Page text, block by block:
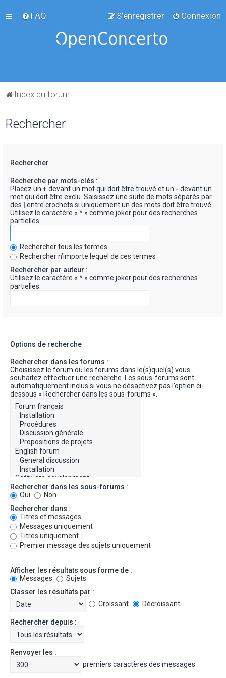
FAQ Connexion
S’enregistrer
Index du forum
Rechercher
Rechercher
Recherche par mots-clés :
Placez un + devant un mot qui doit être trouvé et un - devant un
mot qui doit être exclu. Saisissez une suite de mots séparés par
des
entre crochets si uniquement un des mots doit être trouvé.
Utilisez le caractère « * » comme joker pour des recherches
partielles.
Rechercher tous les termes
Rechercher n’importe lequel de ces termes
Rechercher par auteur :
Utilisez le caractère « * » comme joker pour des recherches
partielles.
Options de recherche
Rechercher dans les forums :
Choisissez le forum ou les forums dans le(s)quel(s) vous
souhaitez effectuer une recherche. Les sous-forums sont
automatiquement inclus si vous ne désactivez pas l’option ci-
dessous « Rechercher dans les sous-forums ».
Rechercher dans les sous-forums :
Oui
Non
Rechercher dans :
Titres et messages
Messages uniquement
Titres uniquement
Premier message des sujets uniquement
Afficher les résultats sous forme de :
Messages
Sujets
Classer les résultats par :
Croissant
Décroissant
Rechercher depuis :
Renvoyer les :
premiers caractères des messages